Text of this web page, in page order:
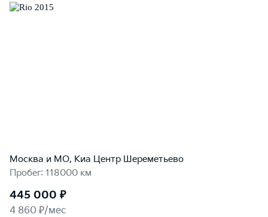
Москва и МО, Киа Центр Шереметьево
Пробег: 118000 км
445 000 ₽
4 860 ₽/мес